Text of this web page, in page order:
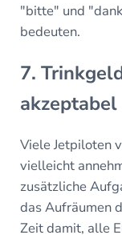
"bitte" und
bedeuten.
7.
akzeptabel
Viele Jetpiloten
vielleicht
zusätzliche
das Aufräumen
Zeit damit, alle